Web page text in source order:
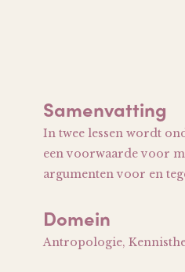
Samenvatting
In twee lessen wordt
een voorwaarde voor
argumenten voor en
Domein
Antropologie,